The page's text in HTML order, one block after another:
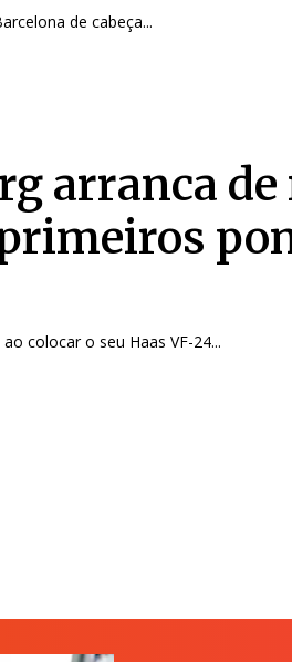
de cabeça...
arranca de
colocar o seu Haas VF-24...